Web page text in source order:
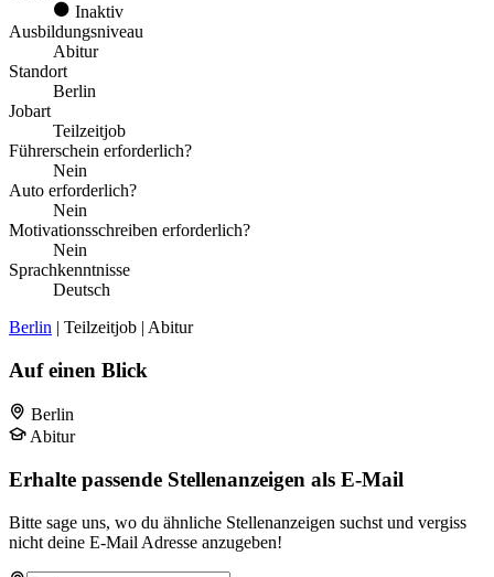
Inaktiv
Ausbildungsniveau
Abitur
Standort
Berlin
Jobart
Teilzeitjob
Führerschein erforderlich?
Nein
Auto erforderlich?
Nein
Motivationsschreiben erforderlich?
Nein
Sprachkenntnisse
Deutsch
Berlin | Teilzeitjob | Abitur
Auf einen Blick
Berlin
Abitur
Erhalte passende Stellenanzeigen als E-Mail
Bitte sage uns, wo du ähnliche Stellenanzeigen suchst und vergiss
nicht deine E-Mail Adresse anzugeben!